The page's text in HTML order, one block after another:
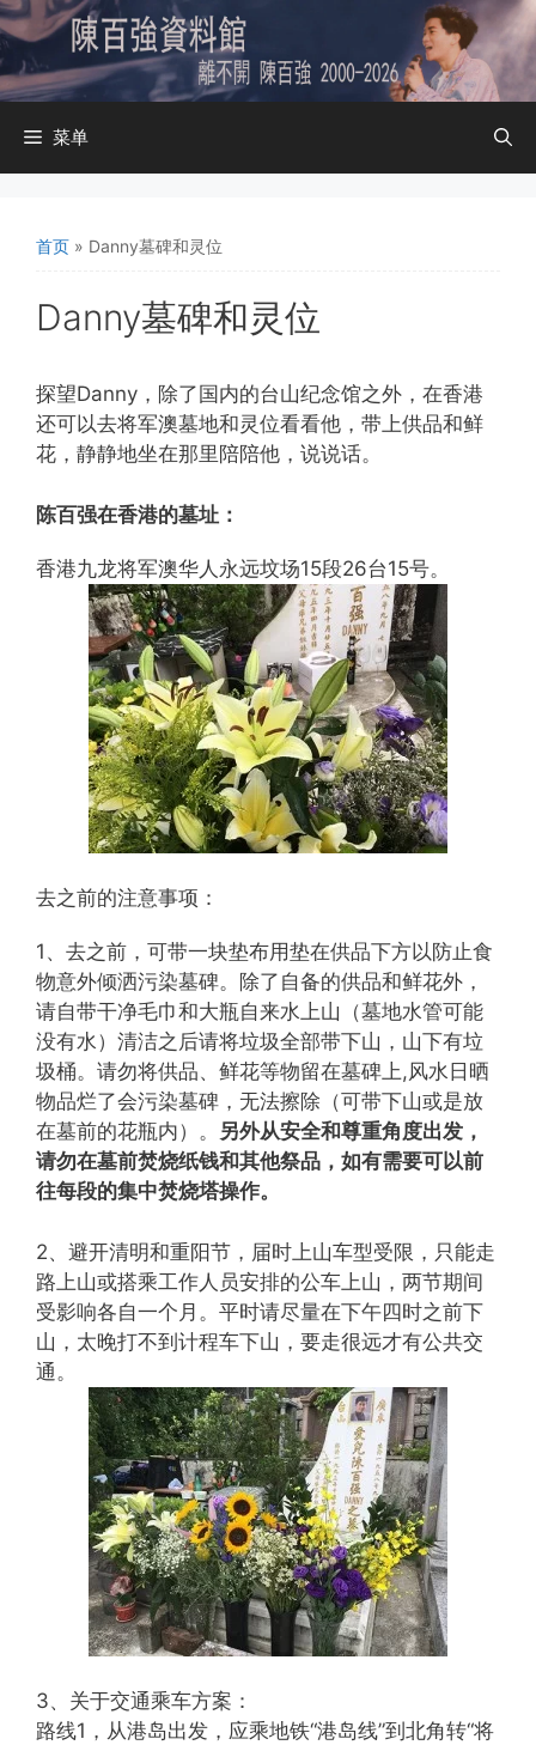
跳
至
内
容
菜单
首页 » Danny墓碑和灵位
Danny墓碑和灵位
探望Danny，除了国内的台山纪念馆之外，在香港
还可以去将军澳墓地和灵位看看他，带上供品和鲜
花，静静地坐在那里陪陪他，说说话。
陈百强在香港的墓址：
香港九龙将军澳华人永远坟场15段26台15号。
去之前的注意事项：
1、去之前，可带一块垫布用垫在供品下方以防止食
物意外倾洒污染墓碑。除了自备的供品和鲜花外，
请自带干净毛巾和大瓶自来水上山（墓地水管可能
没有水）清洁之后请将垃圾全部带下山，山下有垃
圾桶。请勿将供品、鲜花等物留在墓碑上,风水日晒
物品烂了会污染墓碑，无法擦除（可带下山或是放
在墓前的花瓶内）。 另外从安全和尊重角度出发，
请勿在墓前焚烧纸钱和其他祭品，如有需要可以前
往每段的集中焚烧塔操作。
2、避开清明和重阳节，届时上山车型受限，只能走
路上山或搭乘工作人员安排的公车上山，两节期间
受影响各自一个月。平时请尽量在下午四时之前下
山，太晚打不到计程车下山，要走很远才有公共交
通。
3、关于交通乘车方案：
路线1，从港岛出发，应乘地铁“港岛线”到北角转“将